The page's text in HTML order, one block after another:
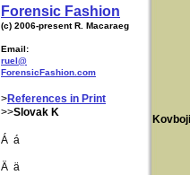
Forensic Fashion
(c) 2006-present R. Macaraeg
Email:
ruel@
ForensicFashion.com
>References in Print
>>Slovak K
Á á
Ä ä
Kovboji